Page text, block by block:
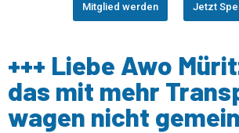
Mitglied werden Jetzt
+++ Liebe Awo
das mit mehr
wagen nicht